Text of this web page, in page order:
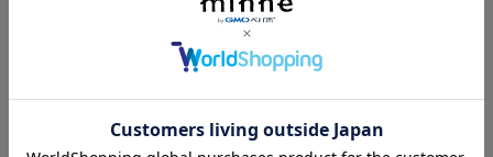
minneとものづくりと